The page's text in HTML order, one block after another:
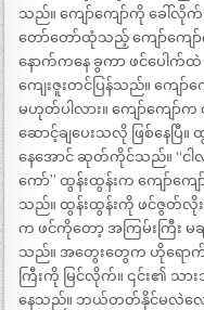
သည်။ ကျော်ကျော်ကို ခေါ်လိုက်
တော်တော်ထုံသည့် ကျော်ကျ
နောက်ကနေ ခွကာ ဖင်ပေါက်
ကျေးဇူးတင်ပြန်သည်။ ကျော်
မဟုတ်ပါလား။ ကျော်ကျ
ဆောင့်ချပေးသလို ဖြစ်နေပြီ
နေအောင် ဆုတ်ကိုင်သည်။ “ငါ
ကော်” ထွန်းထွန်းက ကျော်ကျေ
သည်။ ထွန်းထွန်းကို ဖင်ဇွတ်လို
က ဖင်ကိုတော့ အကြမ်းကြီး မခ
သည်။ အတွေးတွေက ဟိုရောက်ဒီ
ကြီးကို မြင်လိုက်။ ၎င်း၏ သာ
နေသည်။ ဘယ်တတ်နိုင်မလဲလေ